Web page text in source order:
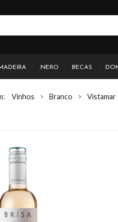
.NERO BECAS
Vinhos Branco Vistamar